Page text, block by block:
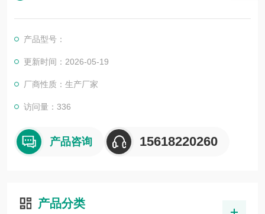
产品型号：
更新时间：2026-05-19
厂商性质：生产厂家
访问量：336
产品咨询 15618220260
产品分类